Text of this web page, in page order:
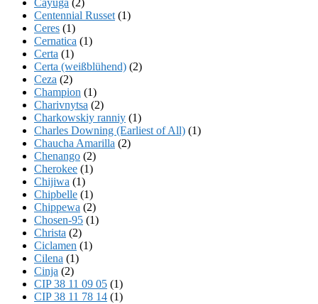
Centennial Russet (1)
Ceres (1)
Cernatica (1)
Certa (1)
Certa (weißblühend) (2)
Ceza (2)
Champion (1)
Charivnytsa (2)
Charkowskiy ranniy (1)
Charles Downing (Earliest of All) (1)
Chaucha Amarilla (2)
Chenango (2)
Cherokee (1)
Chijiwa (1)
Chipbelle (1)
Chippewa (2)
Chosen-95 (1)
Christa (2)
Ciclamen (1)
Cilena (1)
Cinja (2)
CIP 38 11 09 05 (1)
CIP 38 11 78 14 (1)